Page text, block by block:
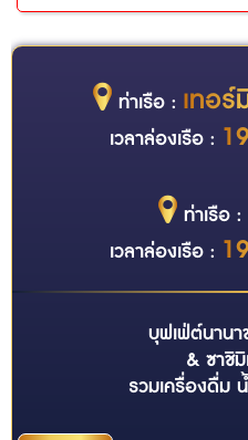
ท่าเรือ : เทอร์
เวลาล่องเรือ :
ท่าเรือ :
เวลาล่องเรือ :
บุฟเฟ่ต์นาน
& ซาชิ
รวมเครื่องดื่ม